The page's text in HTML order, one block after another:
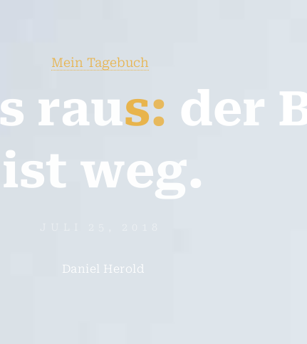
Mein Tagebuch
s raus: der
ist weg.
Daniel Herold